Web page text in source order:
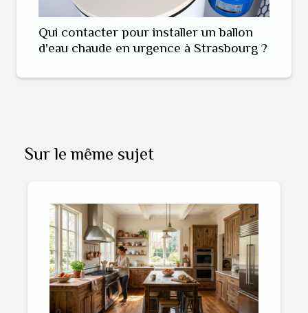
Qui contacter pour installer un ballon
d'eau chaude en urgence à Strasbourg ?
Sur le même sujet